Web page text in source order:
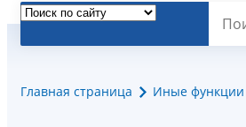
Главная страница Иные